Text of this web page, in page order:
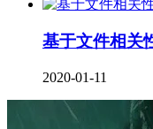
基于文件相关
2020-01-11